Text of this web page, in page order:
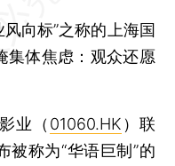
向标”之称的上海国
集体焦虑：观众还愿
业（ 01060.HK ）联
被称为“华语巨制”的